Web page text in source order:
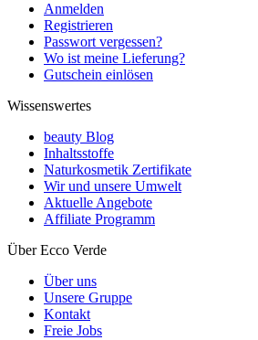
Anmelden
Registrieren
Passwort vergessen?
Wo ist meine Lieferung?
Gutschein einlösen
Wissenswertes
beauty Blog
Inhaltsstoffe
Naturkosmetik Zertifikate
Wir und unsere Umwelt
Aktuelle Angebote
Affiliate Programm
Über Ecco Verde
Über uns
Unsere Gruppe
Kontakt
Freie Jobs